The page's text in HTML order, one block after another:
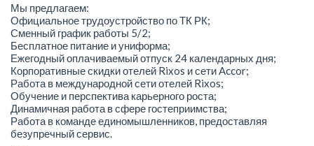
Мы предлагаем:
Официальное трудоустройство по ТК РК;
Сменный график работы 5/2;
Бесплатное питание и униформа;
Ежегодный оплачиваемый отпуск 24 календарных дня;
Корпоративные скидки отелей Rixos и сети Accor;
Работа в международной сети отелей Rixos;
Обучение и перспектива карьерного роста;
Динамичная работа в сфере гостеприимства;
Работа в команде единомышленников, предоставляя
безупречный сервис.